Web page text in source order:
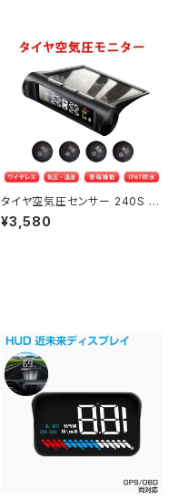
タイヤ空気圧センサー 240S デ
ィスプレイ タイヤ空気圧監視シ
ステム TPMS ワイヤレス モニ
¥3,580